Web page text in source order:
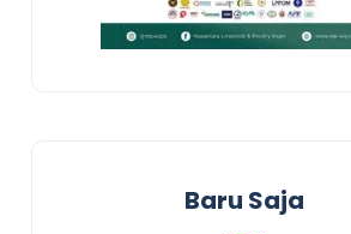
Baru Saja